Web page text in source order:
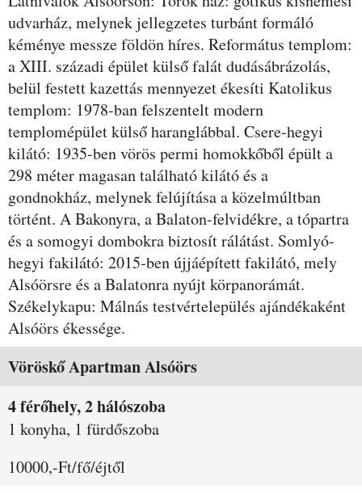
udvarház, melynek jellegzetes turbánt formáló
kéménye messze földön híres. Református templom:
a XIII. századi épület külső falát dudásábrázolás,
belül festett kazettás mennyezet ékesíti Katolikus
templom: 1978-ban felszentelt modern
templomépület külső haranglábbal. Csere-hegyi
kilátó: 1935-ben vörös permi homokkőből épült a
298 méter magasan található kilátó és a
gondnokház, melynek felújítása a közelmúltban
történt. A Bakonyra, a Balaton-felvidékre, a tópartra
és a somogyi dombokra biztosít rálátást. Somlyó-
hegyi fakilátó: 2015-ben újjáépített fakilátó, mely
Alsóörsre és a Balatonra nyújt körpanorámát.
Székelykapu: Málnás testvértelepülés ajándékaként
Alsóörs ékessége.
Szobák és árak
Vöröskő Apartman Alsóörs
4 férőhely, 2 hálószoba
1 konyha, 1 fürdőszoba
10000,-Ft/fő/éjtől